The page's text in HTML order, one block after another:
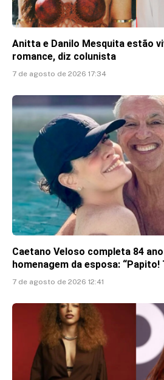
Anitta e Danilo Mesquita estão
romance, diz colunista
7 de agosto de 2026 17:34
Caetano Veloso completa 84
homenagem da esposa: “Papito!
7 de agosto de 2026 12:41